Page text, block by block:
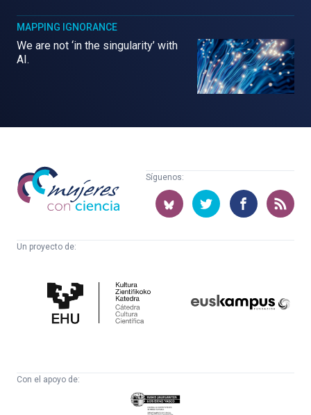
MAPPING IGNORANCE
We are not ‘in the singularity’ with
AI.
Mujeres
con
ciencia
Síguenos:
Un proyecto de:
Cultura
Científica
Con el apoyo de:
Eusko